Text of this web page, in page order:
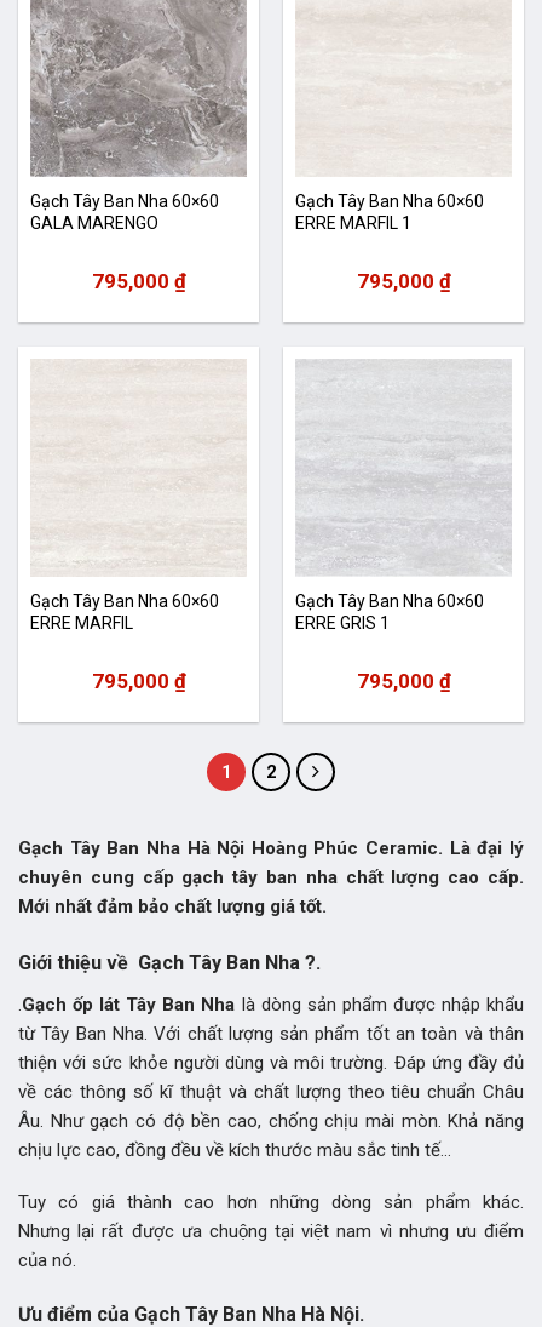
Gạch Tây Ban Nha Hà Nội Hoàng Phúc Ceramic. Là đại lý
chuyên cung cấp gạch tây ban nha chất lượng cao cấp.
Mới nhất đảm bảo chất lượng giá tốt.
Giới thiệu về Gạch Tây Ban Nha ?.
.Gạch ốp lát Tây Ban Nha là dòng sản phẩm được nhập khẩu
từ Tây Ban Nha. Với chất lượng sản phẩm tốt an toàn và thân
thiện với sức khỏe người dùng và môi trường. Đáp ứng đầy đủ
về các thông số kĩ thuật và chất lượng theo tiêu chuẩn Châu
Âu. Như gạch có độ bền cao, chống chịu mài mòn. Khả năng
chịu lực cao, đồng đều về kích thước màu sắc tinh tế…
Tuy có giá thành cao hơn những dòng sản phẩm khác.
Nhưng lại rất được ưa chuộng tại việt nam vì nhưng ưu điểm
của nó.
Ưu điểm của Gạch Tây Ban Nha Hà Nội.
Gạch Tây Ban Nha 60×60
GALA MARENGO
795,000 ₫
Gạch Tây Ban Nha 60×60
ERRE MARFIL 1
795,000 ₫
Gạch Tây Ban Nha 60×60
ERRE MARFIL
795,000 ₫
Gạch Tây Ban Nha 60×60
ERRE GRIS 1
795,000 ₫
1 2